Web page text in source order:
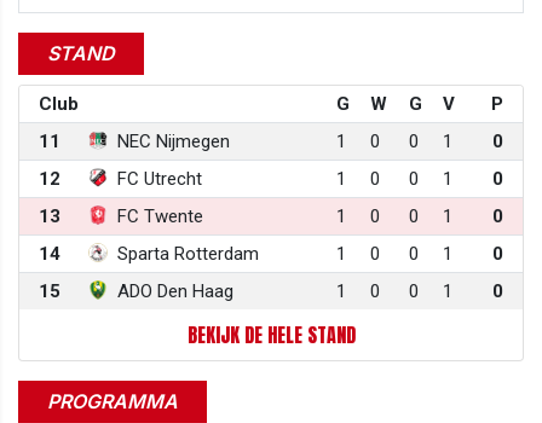
STAND
Club G W G V
P
11
NEC Nijmegen 1 0 0 1
0
12
FC Utrecht 1 0 0 1
0
13
FC Twente 1 0 0 1
0
14
Sparta Rotterdam 1 0 0 1
0
15
ADO Den Haag 1 0 0 1 0
BEKIJK DE HELE STAND
PROGRAMMA